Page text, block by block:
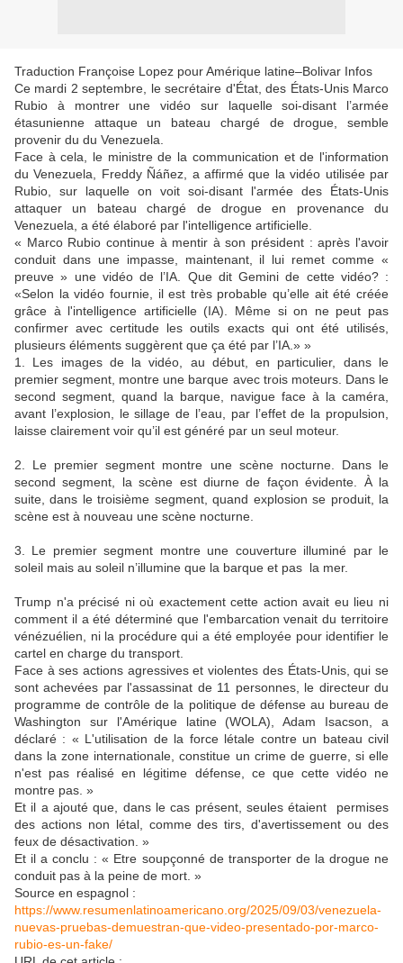
Traduction Françoise Lopez pour Amérique latine–Bolivar Infos
Ce mardi 2 septembre, le secrétaire d'État, des États-Unis Marco
Rubio à montrer une vidéo sur laquelle soi-disant l’armée
étasunienne attaque un bateau chargé de drogue, semble
provenir du du Venezuela.
Face à cela, le ministre de la communication et de l'information
du Venezuela, Freddy Ñáñez, a affirmé que la vidéo utilisée par
Rubio, sur laquelle on voit soi-disant l'armée des États-Unis
attaquer un bateau chargé de drogue en provenance du
Venezuela, a été élaboré par l'intelligence artificielle.
« Marco Rubio continue à mentir à son président : après l'avoir
conduit dans une impasse, maintenant, il lui remet comme «
preuve » une vidéo de l’IA. Que dit Gemini de cette vidéo? :
«Selon la vidéo fournie, il est très probable qu’elle ait été créée
grâce à l'intelligence artificielle (IA). Même si on ne peut pas
confirmer avec certitude les outils exacts qui ont été utilisés,
plusieurs éléments suggèrent que ça été par l’IA.» »
1. Les images de la vidéo, au début, en particulier, dans le
premier segment, montre une barque avec trois moteurs. Dans le
second segment, quand la barque, navigue face à la caméra,
avant l’explosion, le sillage de l’eau, par l’effet de la propulsion,
laisse clairement voir qu’il est généré par un seul moteur.
2. Le premier segment montre une scène nocturne. Dans le
second segment, la scène est diurne de façon évidente. À la
suite, dans le troisième segment, quand explosion se produit, la
scène est à nouveau une scène nocturne.
3. Le premier segment montre une couverture illuminé par le
soleil mais au soleil n’illumine que la barque et pas la mer.
Trump n'a précisé ni où exactement cette action avait eu lieu ni
comment il a été déterminé que l'embarcation venait du territoire
vénézuélien, ni la procédure qui a été employée pour identifier le
cartel en charge du transport.
Face à ses actions agressives et violentes des États-Unis, qui se
sont achevées par l'assassinat de 11 personnes, le directeur du
programme de contrôle de la politique de défense au bureau de
Washington sur l'Amérique latine (WOLA), Adam Isacson, a
déclaré : « L'utilisation de la force létale contre un bateau civil
dans la zone internationale, constitue un crime de guerre, si elle
n'est pas réalisé en légitime défense, ce que cette vidéo ne
montre pas. »
Et il a ajouté que, dans le cas présent, seules étaient permises
des actions non létal, comme des tirs, d'avertissement ou des
feux de désactivation. »
Et il a conclu : « Etre soupçonné de transporter de la drogue ne
conduit pas à la peine de mort. »
Source en espagnol :
https://www.resumenlatinoamericano.org/2025/09/03/venezuela-
nuevas-pruebas-demuestran-que-video-presentado-por-marco-
rubio-es-un-fake/